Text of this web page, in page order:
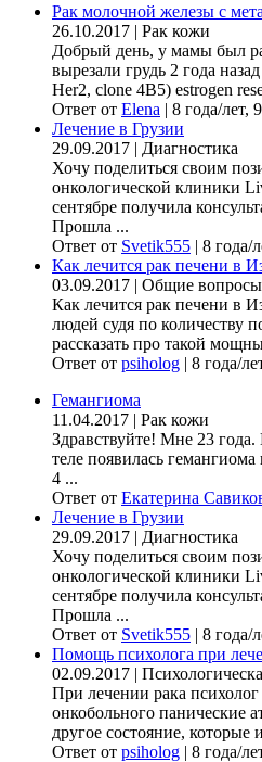
Рак молочной железы с
26.10.2017 | Рак кожи
Добрый день, у мамы был
вырезали грудь 2 года
Her2, clone 4B5) estrogen
Ответ от Elena | 8 года/лет,
Лечение в Грузии
29.09.2017 | Диагностика
Хочу поделиться своим
онкологической клиники
сентябре получила
Прошла ...
Ответ от Svetik555 | 8 года/
Как лечится рак печени в
03.09.2017 | Общие вопросы
Как лечится рак печени в
людей судя по количеству
рассказать про такой
Ответ от psiholog | 8 года/
Гемангиома
11.04.2017 | Рак кожи
Здравствуйте! Мне 23 года.
теле появилась
4 ...
Ответ от Екатерина
Лечение в Грузии
29.09.2017 | Диагностика
Хочу поделиться своим
онкологической клиники
сентябре получила
Прошла ...
Ответ от Svetik555 | 8 года/
Помощь психолога при
02.09.2017 |
При лечении рака
онкобольного панические
другое состояние,
Ответ от psiholog | 8 года/